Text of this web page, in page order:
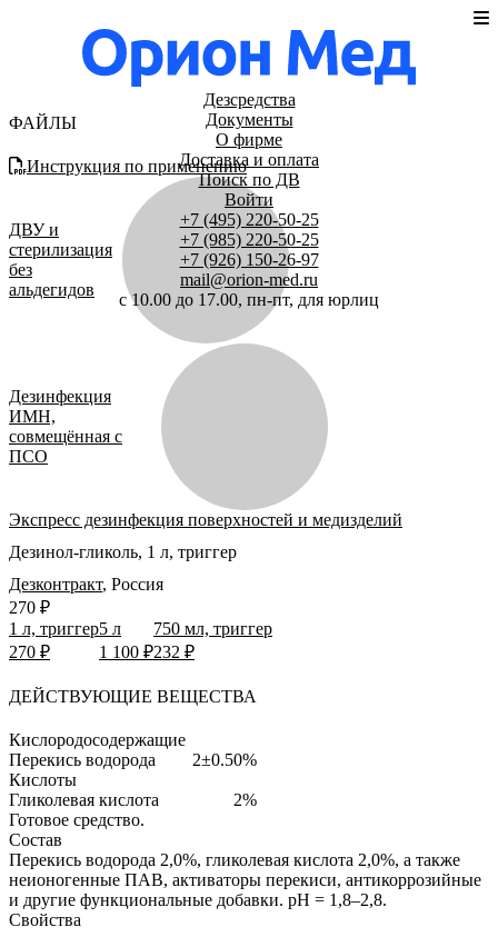
Дезсредства
Документы
О фирме
Доставка и оплата
Поиск по ДВ
Войти
+7 (495) 220-50-25
+7 (985) 220-50-25
+7 (926) 150-26-97
mail@orion-med.ru
c 10.00 до 17.00, пн-пт, для юрлиц
ФАЙЛЫ
Инструкция по применению
ДВУ и
стерилизация
без
альдегидов
Дезинфекция
ИМН,
совмещённая с
ПСО
Экспресс дезинфекция поверхностей и медизделий
Дезинол-гликоль, 1 л, триггер
Дезконтракт, Россия
1 л, триггер
270 ₽
5 л
1 100 ₽
750 мл, триггер
232 ₽
ДЕЙСТВУЮЩИЕ ВЕЩЕСТВА
Кислородосодержащие
Перекись водорода
2±0.50%
Кислоты
Гликолевая кислота
2%
Готовое средство.
Состав
Перекись водорода 2,0%, гликолевая кислота 2,0%, а также
неионогенные ПАВ, активаторы перекиси, антикоррозийные
и другие функциональные добавки. pH = 1,8–2,8.
Свойства
270 ₽